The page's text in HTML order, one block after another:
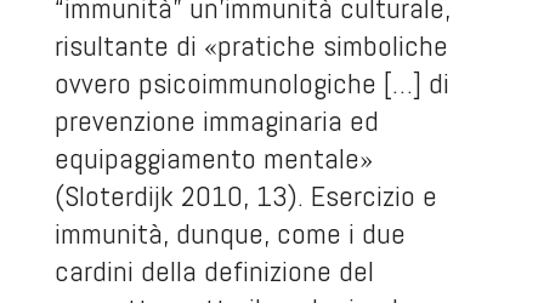
“immunità” un’immunità culturale,
risultante di «pratiche simboliche
ovvero psicoimmunologiche […] di
prevenzione immaginaria ed
equipaggiamento mentale»
(Sloterdijk 2010, 13). Esercizio e
immunità, dunque, come i due
cardini della definizione del